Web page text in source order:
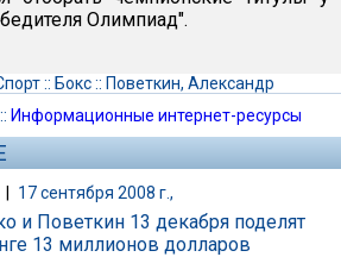
Олимпиад".
:: Бокс:: Поветкин, Александр
:: Информационные интернет-ресурсы
| 17 сентября 2008 г.,
и Поветкин 13 декабря поделят
13 миллионов долларов